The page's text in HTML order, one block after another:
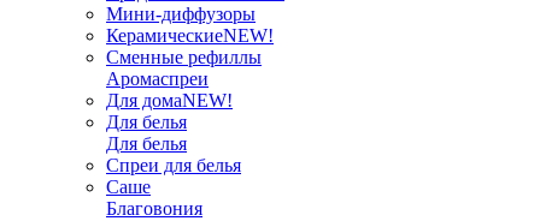
Мини-диффузоры
КерамическиеNEW!
Сменные рефиллы
Аромаспреи
Для домаNEW!
Для белья
Для белья
Спреи для белья
Саше
Благовония